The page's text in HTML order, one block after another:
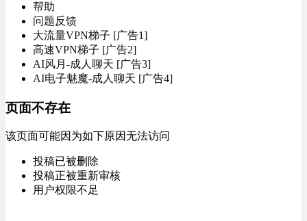
帮助
问题反馈
大流量VPN梯子 [广告1]
高速VPN梯子 [广告2]
AI风月-成人聊天 [广告3]
AI电子魅魔-成人聊天 [广告4]
页面不存在
该页面可能因为如下原因无法访问
投稿已被删除
投稿正被重新审核
用户权限不足